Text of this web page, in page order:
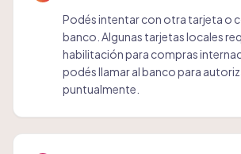
Podés intentar con otra tarjeta o
banco. Algunas tarjetas locales
habilitación para compras
podés llamar al banco para
puntualmente.